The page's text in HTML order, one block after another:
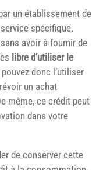
un établissement de
spécifique.
avoir à fournir de
libre d’utiliser le
donc l’utiliser
un achat
même, ce crédit peut
dans votre
de conserver cette